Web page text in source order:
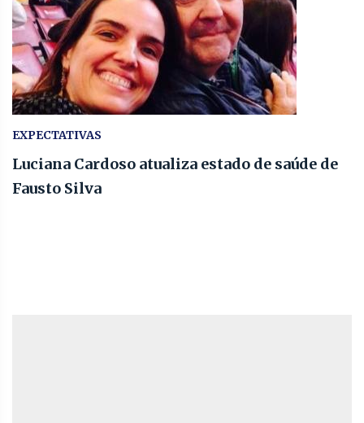
EXPECTATIVAS
Luciana Cardoso atualiza estado de saúde de
Fausto Silva